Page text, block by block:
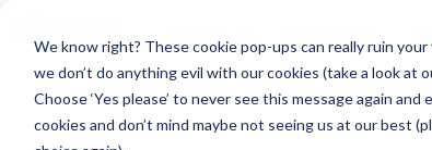
We know right? These cookie pop-ups can really ruin
we don’t do anything evil with our cookies (take a look at
Choose ‘Yes please’ to never see this message again
cookies and don’t mind maybe not seeing us at our best